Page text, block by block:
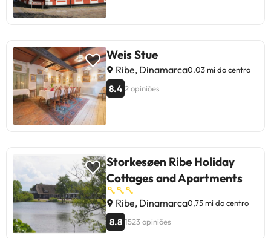
Weis Stue
Ribe, Dinamarca0,03 mi do centro
8.4 2 opiniões
Storkesøen Ribe Holiday
Cottages and Apartments
Ribe, Dinamarca0,75 mi do centro
8.8 1523 opiniões